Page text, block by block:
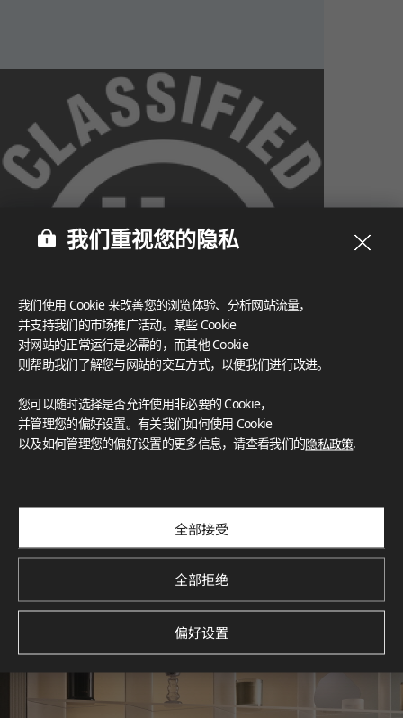
What These Certifications Mean
灵感画廊
我们重视您的隐私
我们使用 Cookie 来改善您的浏览体验、分析网站流量，
并支持我们的市场推广活动。某些 Cookie
对网站的正常运行是必需的，而其他 Cookie
则帮助我们了解您与网站的交互方式，以便我们进行改进。
您可以随时选择是否允许使用非必要的 Cookie，
并管理您的偏好设置。有关我们如何使用 Cookie
以及如何管理您的偏好设置的更多信息，请查看我们的隐私政策.
全部接受
全部拒绝
偏好设置